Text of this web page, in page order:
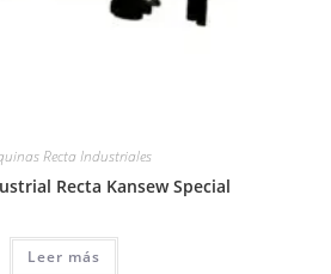
Recta Industriales
Recta Kansew Special
Leer más